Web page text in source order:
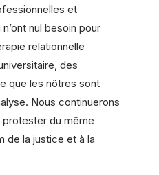
et
nul besoin pour
relationnelle
des
que les nôtres sont
Nous continuerons
du même
de la justice et à la